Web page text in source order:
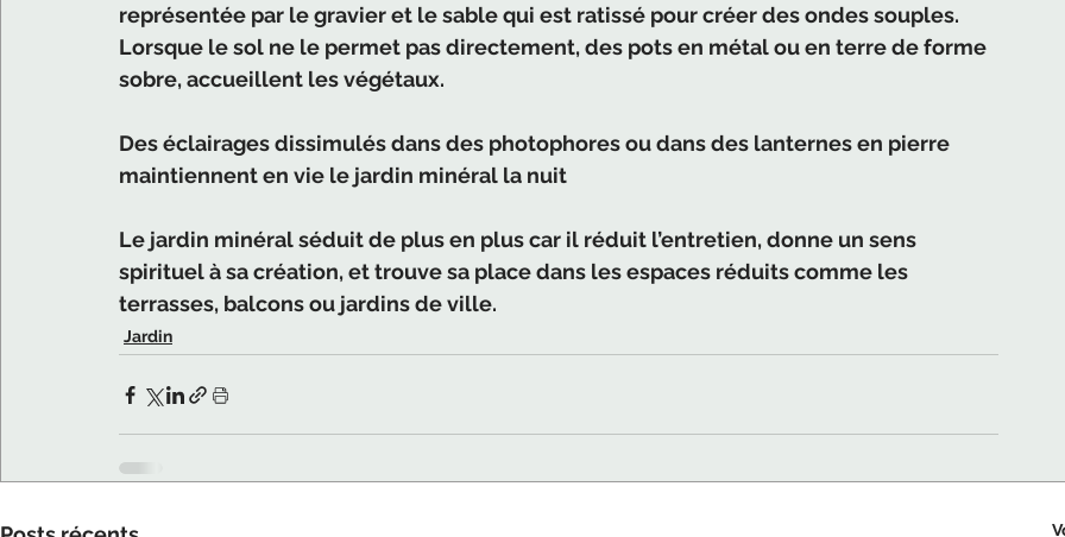
représentée par le gravier et le sable qui est ratissé pour créer des ondes souples.
Lorsque le sol ne le permet pas directement, des pots en métal ou en terre de forme
sobre, accueillent les végétaux.
Des éclairages dissimulés dans des photophores ou dans des lanternes en pierre
maintiennent en vie le jardin minéral la nuit
Le jardin minéral séduit de plus en plus car il réduit l’entretien, donne un sens
spirituel à sa création, et trouve sa place dans les espaces réduits comme les
terrasses, balcons ou jardins de ville.
Jardin